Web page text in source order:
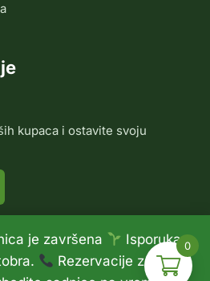
je završena
Isporuka
Rezervacije za jesen
kupaca i ostavite svoju
Delux •Politika privatnosti•
refundiranja
0